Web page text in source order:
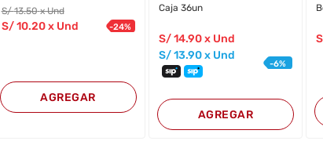
S/13.50 x Und
S/10.20 x Und -24%
AGREGAR
Caja 36un
S/14.90x Und
S/13.90x Und
-6%
AGREGAR